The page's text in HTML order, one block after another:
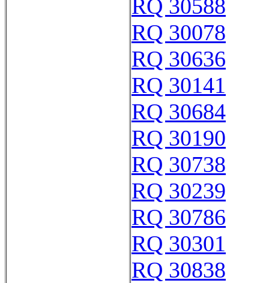
RQ 30588
RQ 30078
RQ 30636
RQ 30141
RQ 30684
RQ 30190
RQ 30738
RQ 30239
RQ 30786
RQ 30301
RQ 30838